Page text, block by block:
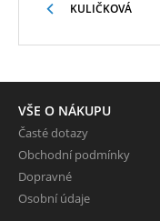
KULIČKOVÁ
VŠE O NÁKUPU
Časté dotazy
Obchodní podmínky
Dopravné
Osobní údaje